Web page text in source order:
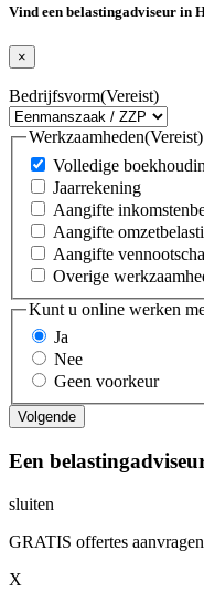
Vind een belastingadviseur in
×
Bedrijfsvorm(Vereist)
Werkzaamheden(Vereist)
Volledige
Jaarrekening
Aangifte
Aangifte
Aangifte
Overige
Kunt u online werken
Ja
Nee
Geen voorkeur
Een
sluiten
GRATIS offertes aanvragen
X